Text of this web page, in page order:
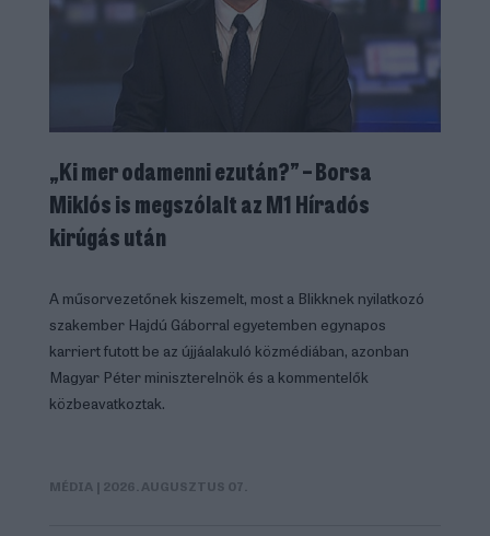
„Ki mer odamenni ezután?” – Borsa
Miklós is megszólalt az M1 Híradós
kirúgás után
A műsorvezetőnek kiszemelt, most a Blikknek nyilatkozó
szakember Hajdú Gáborral egyetemben egynapos
karriert futott be az újjáalakuló közmédiában, azonban
Magyar Péter miniszterelnök és a kommentelők
közbeavatkoztak.
MÉDIA | 2026. AUGUSZTUS 07.